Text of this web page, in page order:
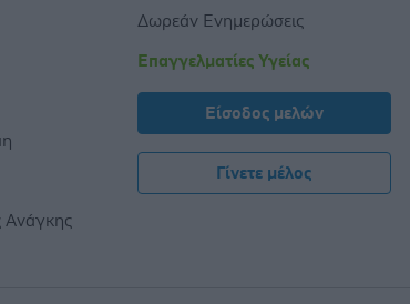
Δωρεάν Ενημερώσεις
Επαγγελματίες Υγείας
Είσοδος μελών
Γίνετε μέλος